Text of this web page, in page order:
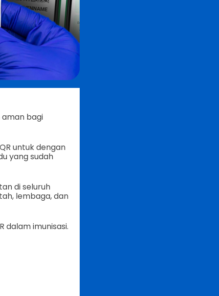
bagi
untuk dengan
yang sudah
di seluruh
lembaga, dan
dalam imunisasi.